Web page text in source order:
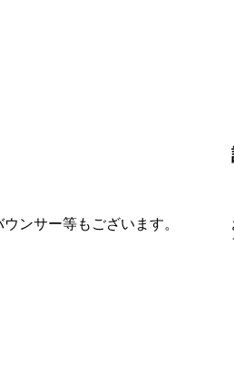
ンサー等もございます。